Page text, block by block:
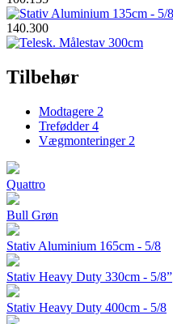
140.300
Tilbehør
Modtagere 2
Trefødder4
Vægmonteringer 2
Quattro
Bull Grøn
Stativ Aluminium 165cm - 5/8
Stativ Heavy Duty 330cm - 5/8”
Stativ Heavy Duty 400cm - 5/8